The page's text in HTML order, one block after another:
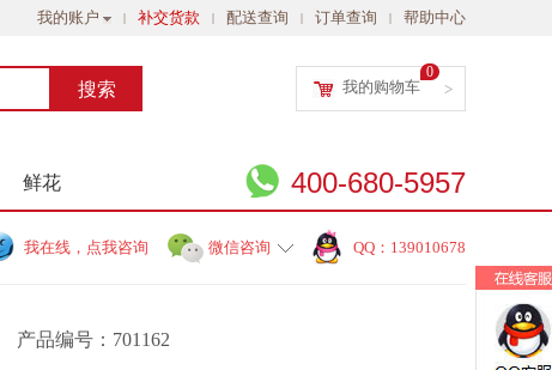
我的账户 | 补交货款 | 配送查询 | 订单查询 | 帮助中心
我的购物车
0
>
鲜花 400-680-5957
QQ：139010678
微信咨询
我在线，点我咨询
产品编号：701162